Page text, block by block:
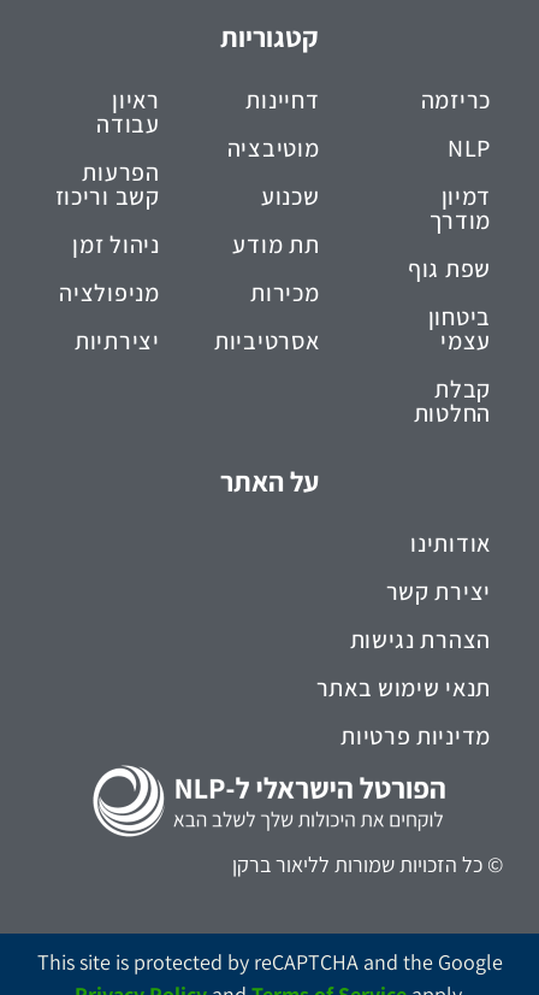
קטגוריות
כריזמה
NLP
דמיון
מודרך
שפת גוף
ביטחון
עצמי
קבלת
החלטות
דחיינות
מוטיבציה
שכנוע
תת מודע
מכירות
אסרטיביות
ראיון
עבודה
הפרעות
קשב וריכוז
ניהול זמן
מניפולציה
יצירתיות
על האתר
אודותינו
יצירת קשר
הצהרת נגישות
תנאי שימוש באתר
מדיניות פרטיות
© כל הזכויות שמורות לליאור ברקן
This site is protected by reCAPTCHA and the Google